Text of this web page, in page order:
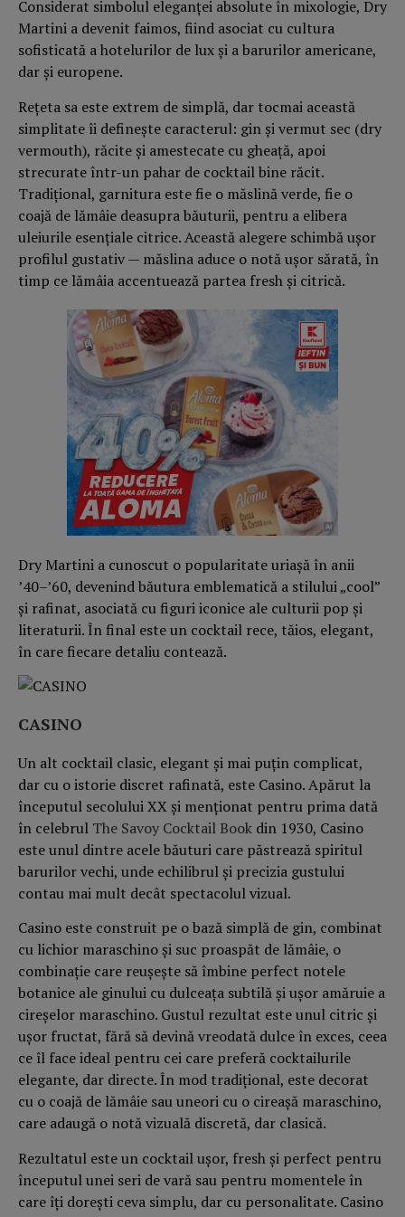
Considerat simbolul eleganței absolute în mixologie, Dry
Martini a devenit faimos, fiind asociat cu cultura
sofisticată a hotelurilor de lux și a barurilor americane,
dar și europene.
Rețeta sa este extrem de simplă, dar tocmai această
simplitate îi definește caracterul: gin și vermut sec (dry
vermouth), răcite și amestecate cu gheață, apoi
strecurate într-un pahar de cocktail bine răcit.
Tradițional, garnitura este fie o măslină verde, fie o
coajă de lămâie deasupra băuturii, pentru a elibera
uleiurile esențiale citrice. Această alegere schimbă ușor
profilul gustativ — măslina aduce o notă ușor sărată, în
timp ce lămâia accentuează partea fresh și citrică.
Dry Martini a cunoscut o popularitate uriașă în anii
’40–’60, devenind băutura emblematică a stilului „cool”
și rafinat, asociată cu figuri iconice ale culturii pop și
literaturii. În final este un cocktail rece, tăios, elegant,
în care fiecare detaliu contează.
CASINO
Un alt cocktail clasic, elegant și mai puțin complicat,
dar cu o istorie discret rafinată, este Casino. Apărut la
începutul secolului XX și menționat pentru prima dată
în celebrul The Savoy Cocktail Book din 1930, Casino
este unul dintre acele băuturi care păstrează spiritul
barurilor vechi, unde echilibrul și precizia gustului
contau mai mult decât spectacolul vizual.
Casino este construit pe o bază simplă de gin, combinat
cu lichior maraschino și suc proaspăt de lămâie, o
combinație care reușește să îmbine perfect notele
botanice ale ginului cu dulceața subtilă și ușor amăruie a
cireșelor maraschino. Gustul rezultat este unul citric și
ușor fructat, fără să devină vreodată dulce în exces, ceea
ce îl face ideal pentru cei care preferă cocktailurile
elegante, dar directe. În mod tradițional, este decorat
cu o coajă de lămâie sau uneori cu o cireașă maraschino,
care adaugă o notă vizuală discretă, dar clasică.
Rezultatul este un cocktail ușor, fresh și perfect pentru
începutul unei seri de vară sau pentru momentele în
care îți dorești ceva simplu, dar cu personalitate. Casino